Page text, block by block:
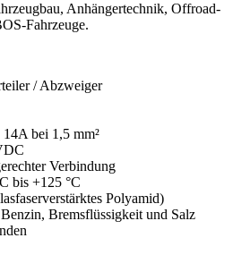
Anhängertechnik, Offroad-
Fahrzeuge.
/ Abzweiger
bei 1,5 mm²
Verbindung
bis +125 °C
Polyamid)
Bremsflüssigkeit und Salz